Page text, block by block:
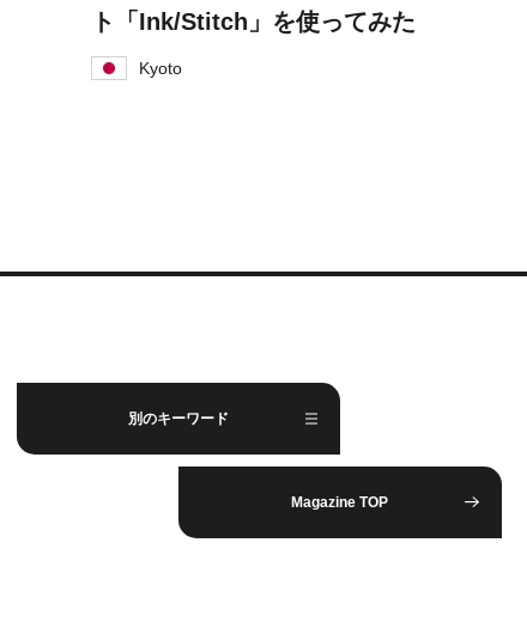
ト「Ink/Stitch」を使ってみた
Kyoto
別のキーワード
Magazine TOP